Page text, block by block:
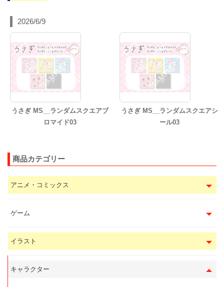
2026/6/9
うさぎ MS__ランダムスクエアブ
ロマイド03
うさぎ MS__ランダムスクエアシ
ール03
商品カテゴリー
アニメ・コミックス
ゲーム
イラスト
キャラクター